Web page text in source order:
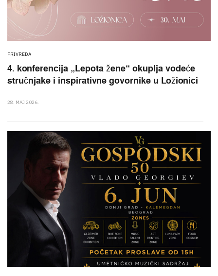
PRIVREDA
4. konferencija „Lepota žene“ okuplja vodeće
stručnjake i inspirativne govornike u Ložionici
28. MAJ 2026.